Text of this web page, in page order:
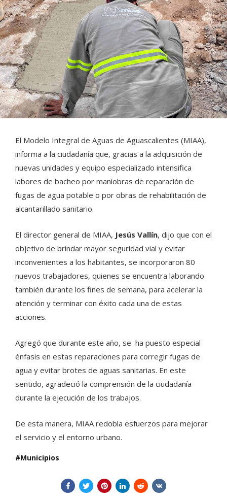
El Modelo Integral de Aguas de Aguascalientes (MIAA),
informa a la ciudadanía que, gracias a la adquisición de
nuevas unidades y equipo especializado intensifica
labores de bacheo por maniobras de reparación de
fugas de agua potable o por obras de rehabilitación de
alcantarillado sanitario.
El director general de MIAA, Jesús Vallín, dijo que con el
objetivo de brindar mayor seguridad vial y evitar
inconvenientes a los habitantes, se incorporaron 80
nuevos trabajadores, quienes se encuentra laborando
también durante los fines de semana, para acelerar la
atención y terminar con éxito cada una de estas
acciones.
Agregó que durante este año, se ha puesto especial
énfasis en estas reparaciones para corregir fugas de
agua y evitar brotes de aguas sanitarias. En este
sentido, agradeció la comprensión de la ciudadanía
durante la ejecución de los trabajos.
De esta manera, MIAA redobla esfuerzos para mejorar
el servicio y el entorno urbano.
Municipios